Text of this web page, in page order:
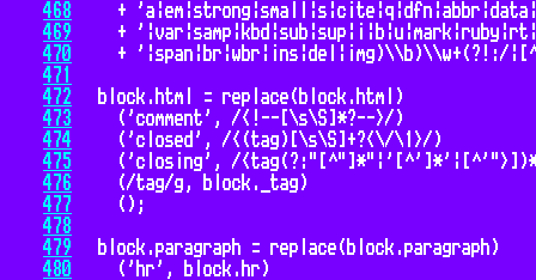
468
469
470
471
472
473
474
475
476
477
478
479
480